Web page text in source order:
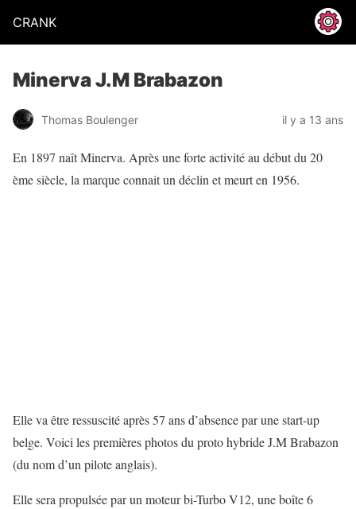
CRANK
Minerva J.M Brabazon
Thomas Boulenger il y a 13 ans
En 1897 naît Minerva. Après une forte activité au début du 20
ème siècle, la marque connait un déclin et meurt en 1956.
Elle va être ressuscité après 57 ans d’absence par une start-up
belge. Voici les premières photos du proto hybride J.M Brabazon
(du nom d’un pilote anglais).
Elle sera propulsée par un moteur bi-Turbo V12, une boîte 6